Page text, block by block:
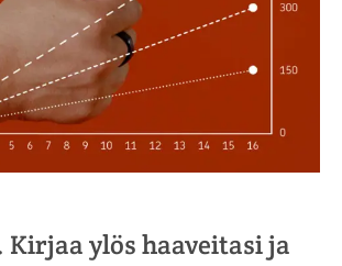
Kirjaa ylös haaveitasi ja